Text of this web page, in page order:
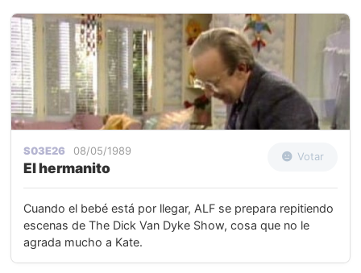
S03E26 08/05/1989
El hermanito
Votar
Cuando el bebé está por llegar, ALF se prepara repitiendo
escenas de The Dick Van Dyke Show, cosa que no le
agrada mucho a Kate.